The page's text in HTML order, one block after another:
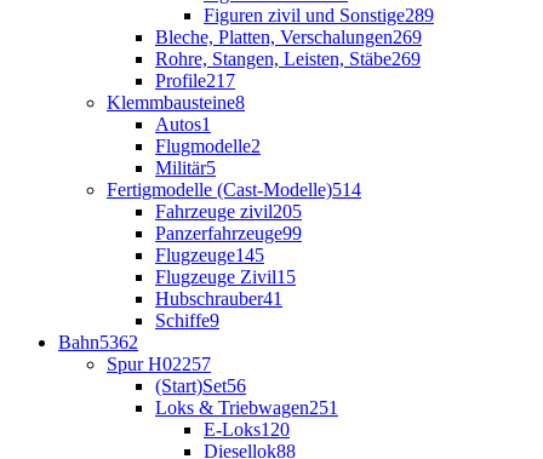
Figuren zivil und Sonstige289
Bleche, Platten, Verschalungen269
Rohre, Stangen, Leisten, Stäbe269
Profile217
Klemmbausteine8
Autos1
Flugmodelle2
Militär5
Fertigmodelle (Cast-Modelle)514
Fahrzeuge zivil205
Panzerfahrzeuge99
Flugzeuge145
Flugzeuge Zivil15
Hubschrauber41
Schiffe9
Bahn5362
Spur H02257
(Start)Set56
Loks & Triebwagen251
E-Loks120
Diesellok88